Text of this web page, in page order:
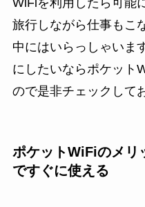
旅行しながら仕事もこ
中にはいらっしゃいま
にしたいならポケット
ので是非チェックして
ポケットWiFiのメリ
ですぐに使える